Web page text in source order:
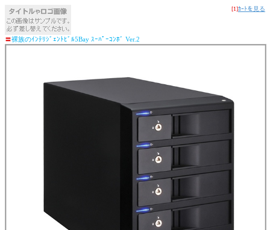
[1]ｶｰﾄを見る
〓裸族のｲﾝﾃﾘｼﾞｪﾝﾄﾋﾞﾙ5Bay ｽｰﾊﾟｰｺﾝﾎﾞ Ver.2